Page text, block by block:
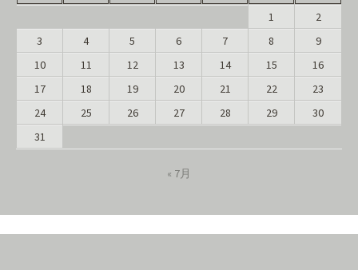
1
2
3
4 5 6 7 8
9
10
11 12 13 14 15
16
17
18 19 20 21 22
23
24
25 26 27 28 29
30
31
« 7月